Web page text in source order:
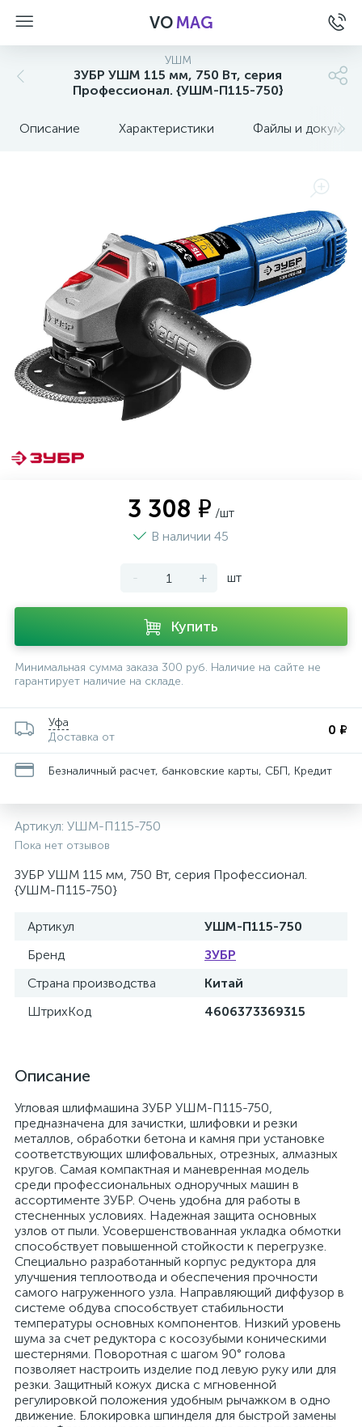
VOMAG
УШМ
ЗУБР УШМ 115 мм, 750 Вт, серия
Профессионал. {УШМ-П115-750}
Описание Характеристики Файлы и
3 308 ₽ /шт
В наличии 45
- + шт
Купить
Минимальная сумма заказа 300 руб. Наличие на сайте не
гарантирует наличие на складе.
Уфа
Доставка от
0 ₽
Безналичный расчет, банковские карты, СБП, Кредит
Артикул: УШМ-П115-750
Пока нет отзывов
ЗУБР УШМ 115 мм, 750 Вт, серия Профессионал.
{УШМ-П115-750}
Артикул
УШМ-П115-750
Бренд
ЗУБР
Страна производства
Китай
ШтрихКод
4606373369315
Описание
Угловая шлифмашина ЗУБР УШМ-П115-750,
предназначена для зачистки, шлифовки и резки
металлов, обработки бетона и камня при установке
соответствующих шлифовальных, отрезных, алмазных
кругов. Самая компактная и маневренная модель
среди профессиональных одноручных машин в
ассортименте ЗУБР. Очень удобна для работы в
стесненных условиях. Надежная защита основных
узлов от пыли. Усовершенствованная укладка обмотки
способствует повышенной стойкости к перегрузке.
Специально разработанный корпус редуктора для
улучшения теплоотвода и обеспечения прочности
самого нагруженного узла. Направляющий диффузор в
системе обдува способствует стабильности
температуры основных компонентов. Низкий уровень
шума за счет редуктора с косозубыми коническими
шестернями. Поворотная с шагом 90° голова
позволяет настроить изделие под левую руку или для
резки. Защитный кожух диска с мгновенной
регулировкой положения удобным рычажком в одно
движение. Блокировка шпинделя для быстрой замены